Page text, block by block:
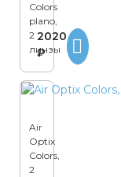
Colors
plano,
2
линзы
2020
₽
Air
Optix
Colors,
2